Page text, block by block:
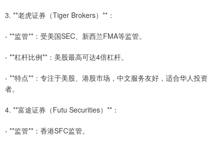
3. **老虎证券（Tiger Brokers）**：
- **监管**：受美国SEC、新西兰FMA等监管。
- **杠杆比例**：美股最高可达4倍杠杆。
- **特点**：专注于美股、港股市场，中文服务友好，适合华人投资
者。
4. **富途证券（Futu Securities）**：
- **监管**：香港SFC监管。